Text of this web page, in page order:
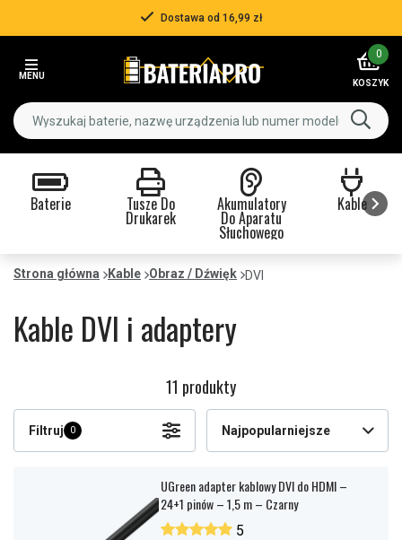
Dostawa od 16,99 zł
MENU
0
KOSZYK
Baterie Tusze Do
Drukarek
Akumulatory
Do Aparatu
Słuchowego
Kable
Strona główna Kable Obraz / Dźwięk DVI
Kable DVI i adaptery
11 produkty
Filtruj 0 Najpopularniejsze
UGreen adapter kablowy DVI do HDMI –
24+1 pinów – 1,5 m – Czarny
5